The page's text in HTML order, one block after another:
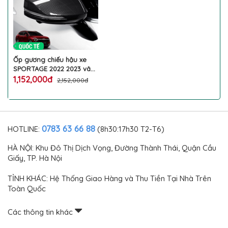
Ốp gương chiếu hậu xe
SPORTAGE 2022 2023 vân
sợi carbon đen bóng
1,152,000đ 2,152,000đ
HOTLINE: 0783 63 66 88 (8h30:17h30 T2-T6)
HÀ NỘI: Khu Đô Thị Dịch Vọng, Đường Thành Thái, Quận Cầu
Giấy, TP. Hà Nội
TỈNH KHÁC: Hệ Thống Giao Hàng và Thu Tiền Tại Nhà Trên
Toàn Quốc
Các thông tin khác